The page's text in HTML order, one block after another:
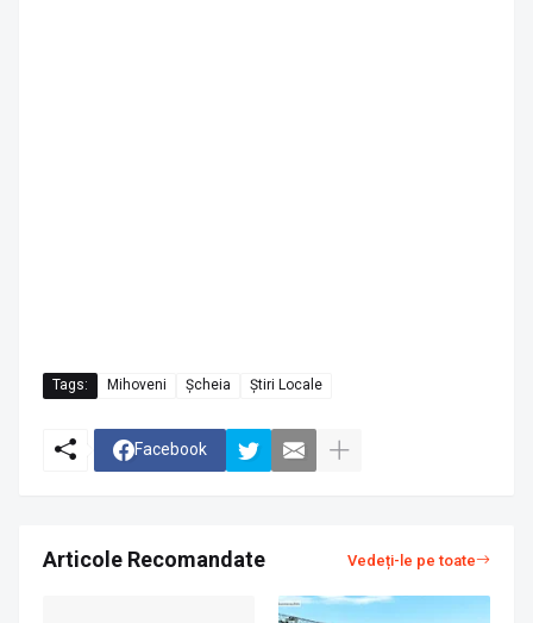
Tags: Mihoveni Șcheia Știri Locale
Facebook
Articole Recomandate Vedeți-le pe toate